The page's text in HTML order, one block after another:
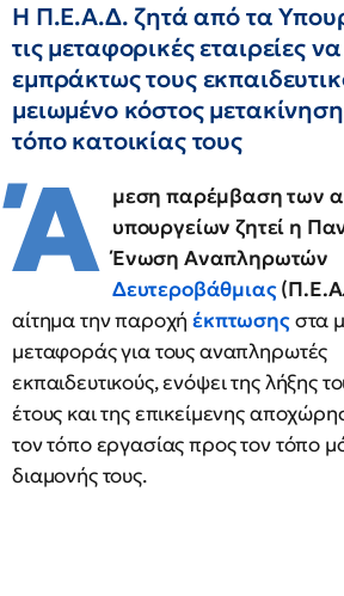
Η Π.Ε.Α.Δ. ζητά από τα
τις μεταφορικές εταιρείες
εμπράκτως τους
μειωμένο κόστος
τόπο κατοικίας τους
Ά μεση παρέμβαση των
υπουργείων ζητεί η
Ένωση Αναπληρωτών
Δευτεροβάθμιας
αίτημα την παροχήέκπτωσηςστα
μεταφοράς για τους αναπληρωτές
εκπαιδευτικούς, ενόψει της λήξης
έτους και της επικείμενης
τον τόπο εργασίας προς τον τόπο
διαμονής τους.